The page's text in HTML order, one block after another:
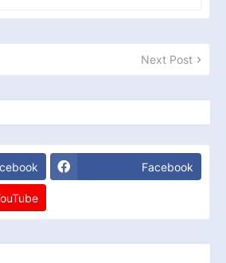
Next Post
Facebook